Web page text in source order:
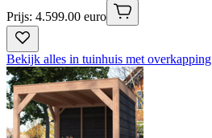
Prijs: 4.599.00 euro
Bekijk alles in tuinhuis met overkapping